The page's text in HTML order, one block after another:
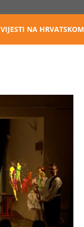
VIJESTI NA HRVATSKOM